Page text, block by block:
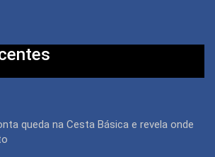
queda na Cesta Básica e revela onde